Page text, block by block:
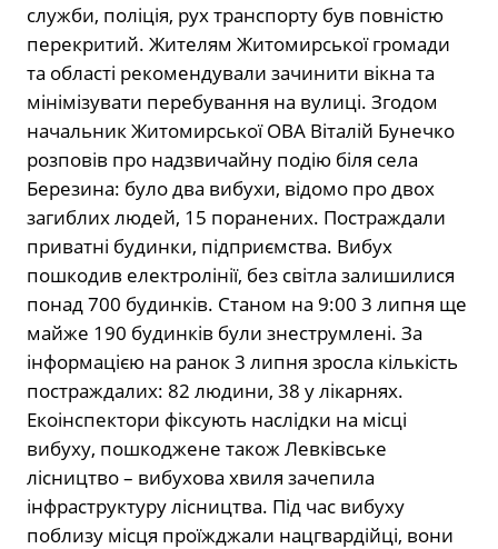
служби, поліція, рух транспорту був повністю
перекритий. Жителям Житомирської громади
та області рекомендували зачинити вікна та
мінімізувати перебування на вулиці. Згодом
начальник Житомирської ОВА Віталій Бунечко
розповів про надзвичайну подію біля села
Березина: було два вибухи, відомо про двох
загиблих людей, 15 поранених. Постраждали
приватні будинки, підприємства. Вибух
пошкодив електролінії, без світла залишилися
понад 700 будинків. Станом на 9:00 3 липня ще
майже 190 будинків були знеструмлені. За
інформацією на ранок 3 липня зросла кількість
постраждалих: 82 людини, 38 у лікарнях.
Екоінспектори фіксують наслідки на місці
вибуху, пошкоджене також Левківське
лісництво – вибухова хвиля зачепила
інфраструктуру лісництва. Під час вибуху
поблизу місця проїжджали нацгвардійці, вони